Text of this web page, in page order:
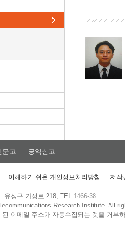
문고 공익신고
이해하기 쉬운 개인정보처리방침 저작
유성구 가정로 218, TEL 1466-38
Research Institute.All
된 이메일 주소가 자동수집되는 것을 거부